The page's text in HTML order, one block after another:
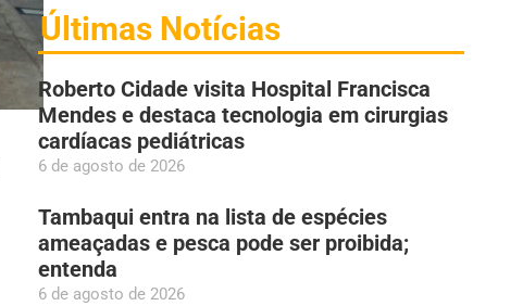
Últimas Notícias
Roberto Cidade visita Hospital Francisca
Mendes e destaca tecnologia em cirurgias
cardíacas pediátricas
6 de agosto de 2026
Tambaqui entra na lista de espécies
ameaçadas e pesca pode ser proibida;
entenda
6 de agosto de 2026